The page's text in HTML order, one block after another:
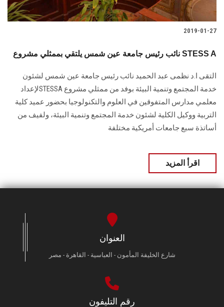
الخريجين
سجل الان
2019-01-27
نائب رئيس جامعة عين شمس يلتقي بممثلي مشروع STESS A
التقى ا.د نظمى عبد الحميد نائب رئيس جامعة عين شمس لشئون
خدمة المجتمع وتنمية البيئة بوفد من ممثلي مشروع STESSAلإعداد
معلمي مدارس المتفوقين في العلوم والتكنولوجيا بحضور عميد كلية
التربية ووكيل الكلية لشئون خدمة المجتمع وتنمية البيئة، ولفيف من
أساتذة سبع جامعات أمريكية مختلفة
اقرأ المزيد
العنوان
شارع الخليفة المأمون - العباسية - القاهرة - مصر
رقم التليفون